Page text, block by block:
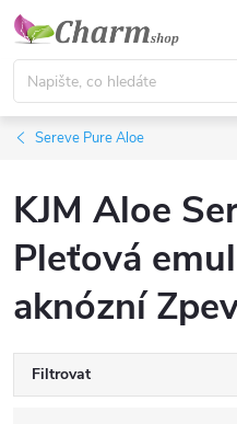
Přejít
obsah
Sereve Pure Aloe
KJM Aloe
Pleťová
aknózní
Filtrovat